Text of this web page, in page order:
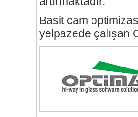
Basit cam
yelpazede çalışan